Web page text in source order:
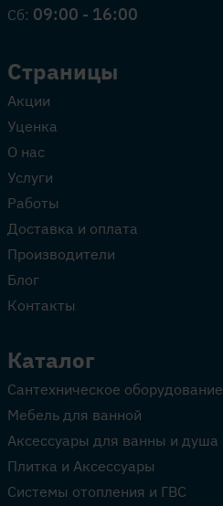
Сб: 09:00 - 16:00
Страницы
Акции
Уценка
О нас
Услуги
Работы
Доставка и оплата
Производители
Блог
Контакты
Каталог
Сантехническое оборудование
Мебель для ванной
Аксессуары для ванны и душа
Плитка и Аксессуары
Системы отопления и ГВС